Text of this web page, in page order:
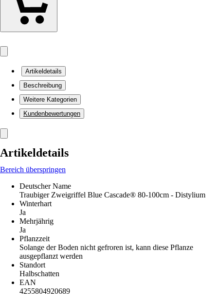
Artikeldetails
Beschreibung
Weitere Kategorien
Kundenbewertungen
Artikeldetails
Bereich überspringen
Deutscher Name
Traubiger Zweigriffel Blue Cascade® 80-100cm - Distylium
Winterhart
Ja
Mehrjährig
Ja
Pflanzzeit
Solange der Boden nicht gefroren ist, kann diese Pflanze
ausgepflanzt werden
Standort
Halbschatten
EAN
4255804920689